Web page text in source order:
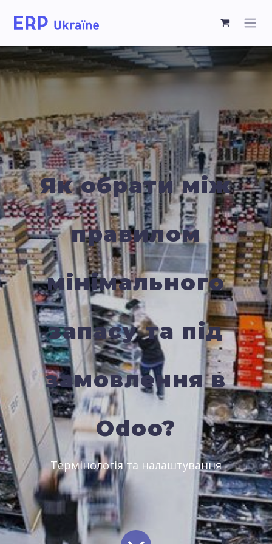
Як обрати між
правилом
мінімального
запасу та під
замовлення в
Odoo?
Термінологія та налаштування